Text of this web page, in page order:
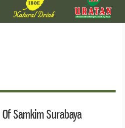
Samkim Surabaya